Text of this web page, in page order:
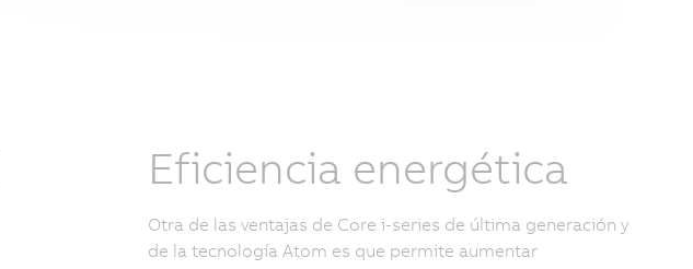
Eficiencia energética
Otra de las ventajas de Core i-series de última generación y
de la tecnología Atom es que permite aumentar